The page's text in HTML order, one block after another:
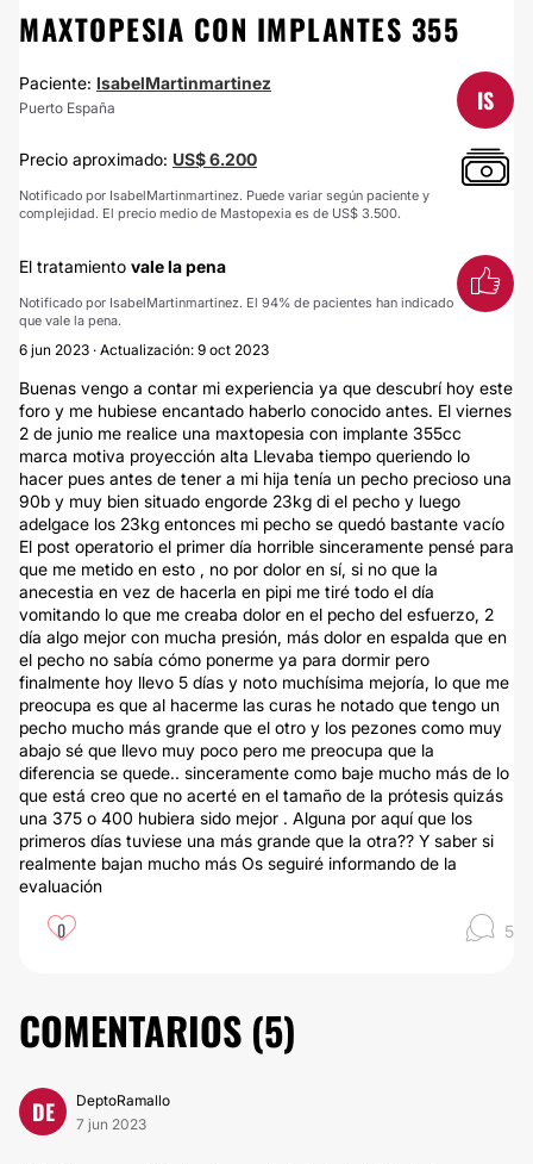
MAXTOPESIA CON IMPLANTES 355
Paciente: IsabelMartinmartinez
Puerto España IS
Precio aproximado: US$ 6.200
Notificado por IsabelMartinmartinez. Puede variar según paciente y
complejidad. El precio medio de Mastopexia es de US$ 3.500.
El tratamiento vale la pena
Notificado por IsabelMartinmartinez. El 94% de pacientes han indicado
que vale la pena.
6 jun 2023 · Actualización: 9 oct 2023
Buenas vengo a contar mi experiencia ya que descubrí hoy este
foro y me hubiese encantado haberlo conocido antes. El viernes
2 de junio me realice una maxtopesia con implante 355cc
marca motiva proyección alta Llevaba tiempo queriendo lo
hacer pues antes de tener a mi hija tenía un pecho precioso una
90b y muy bien situado engorde 23kg di el pecho y luego
adelgace los 23kg entonces mi pecho se quedó bastante vacío
El post operatorio el primer día horrible sinceramente pensé para
que me metido en esto , no por dolor en sí, si no que la
anecestia en vez de hacerla en pipi me tiré todo el día
vomitando lo que me creaba dolor en el pecho del esfuerzo, 2
día algo mejor con mucha presión, más dolor en espalda que en
el pecho no sabía cómo ponerme ya para dormir pero
finalmente hoy llevo 5 días y noto muchísima mejoría, lo que me
preocupa es que al hacerme las curas he notado que tengo un
pecho mucho más grande que el otro y los pezones como muy
abajo sé que llevo muy poco pero me preocupa que la
diferencia se quede.. sinceramente como baje mucho más de lo
que está creo que no acerté en el tamaño de la prótesis quizás
una 375 o 400 hubiera sido mejor . Alguna por aquí que los
primeros días tuviese una más grande que la otra?? Y saber si
realmente bajan mucho más Os seguiré informando de la
evaluación
0 5
COMENTARIOS (5)
DE
DeptoRamallo
7 jun 2023